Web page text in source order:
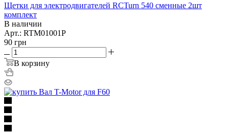
Щетки для электродвигателей RCTurn 540 сменные 2шт
комплект
В наличии
Арт.: RTM01001P
90 грн
В корзину